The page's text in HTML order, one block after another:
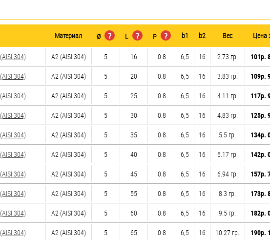
Материал Ø ? L ? P ? b1 b2 Вес Цена
304)
А2 (AISI 304) 5 16 0.8 6,5 16 2.73 гр. 101р.
304) А2 (AISI 304) 5 20 0.8 6,5 16 3.83 гр. 109р.
304) А2 (AISI 304) 5 25 0.8 6,5 16 4.11 гр. 117р.
304) А2 (AISI 304) 5 30 0.8 6,5 16 4.83 гр. 125р.
304) А2 (AISI 304) 5 35 0.8 6,5 16 5.5 гр. 134р.
304) А2 (AISI 304) 5 40 0.8 6,5 16 6.17 гр. 142р.
304) А2 (AISI 304) 5 45 0.8 6,5 16 6.94 гр. 157р.
304) А2 (AISI 304) 5 55 0.8 6,5 16 8.3 гр. 173р.
304) А2 (AISI 304) 5 60 0.8 6,5 16 9.5 гр. 182р.
304) А2 (AISI 304) 5 65 0.8 6,5 16 10.27 гр. 190р.